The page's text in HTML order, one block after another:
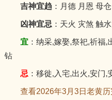
吉神宜趋：月德 月恩 母
凶神宜忌 ：天火 灾煞 触
宜：纳采,嫁娶,祭祀,祈福,
钻
忌 ：移徙,入宅,出火,安门,
查看2026年3月3日老黄历